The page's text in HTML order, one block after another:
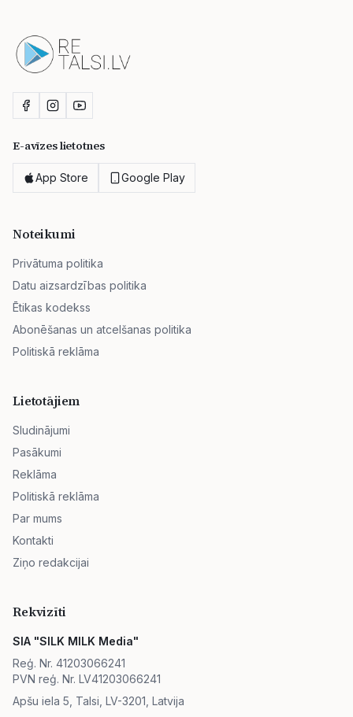
E-avīzes lietotnes
App Store Google Play
Noteikumi
Privātuma politika
Datu aizsardzības politika
Ētikas kodekss
Abonēšanas un atcelšanas politika
Politiskā reklāma
Lietotājiem
Sludinājumi
Pasākumi
Reklāma
Politiskā reklāma
Par mums
Kontakti
Ziņo redakcijai
Rekvizīti
SIA "SILK MILK Media"
Reģ. Nr. 41203066241
PVN reģ. Nr. LV41203066241
Apšu iela 5, Talsi, LV-3201, Latvija